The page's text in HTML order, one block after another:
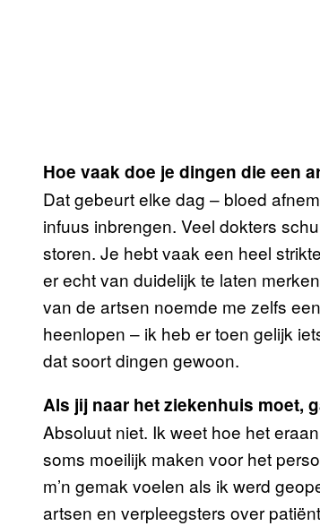
Hoe vaak doe je dingen die een
Dat gebeurt elke dag – bloed
infuus inbrengen. Veel dokters
storen. Je hebt vaak een heel
er echt van duidelijk te laten
van de artsen noemde me zelfs
heenlopen – ik heb er toen gelijk
dat soort dingen gewoon.
Als jij naar het ziekenhuis moet,
Absoluut niet. Ik weet hoe het
soms moeilijk maken voor het
m’n gemak voelen als ik werd
artsen en verpleegsters over